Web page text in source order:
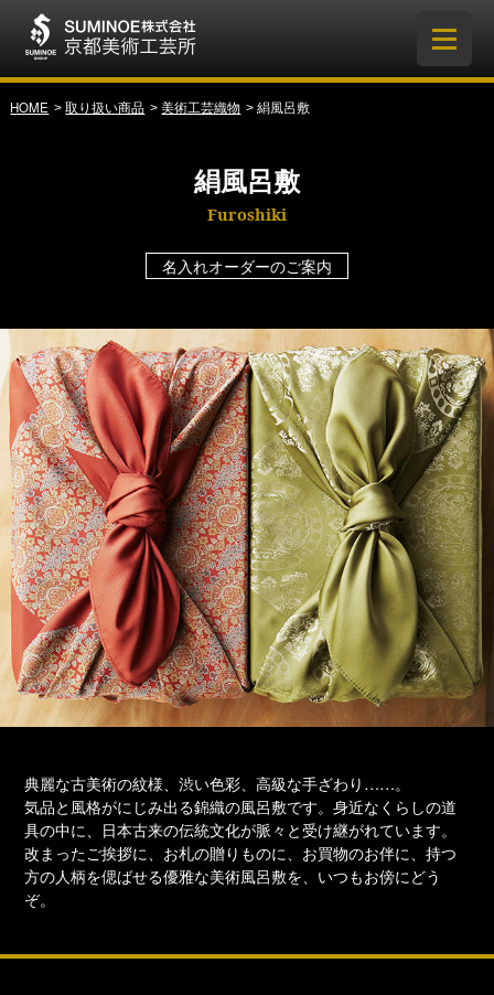
HOME 取り扱い商品 美術工芸織物 絹風呂敷
絹風呂敷
Furoshiki
名入れオーダーのご案内
典麗な古美術の紋様、渋い色彩、高級な手ざわり……。
気品と風格がにじみ出る錦織の風呂敷です。身近なくらしの道
具の中に、日本古来の伝統文化が脈々と受け継がれています。
改まったご挨拶に、お札の贈りものに、お買物のお伴に、持つ
方の人柄を偲ばせる優雅な美術風呂敷を、いつもお傍にどう
ぞ。